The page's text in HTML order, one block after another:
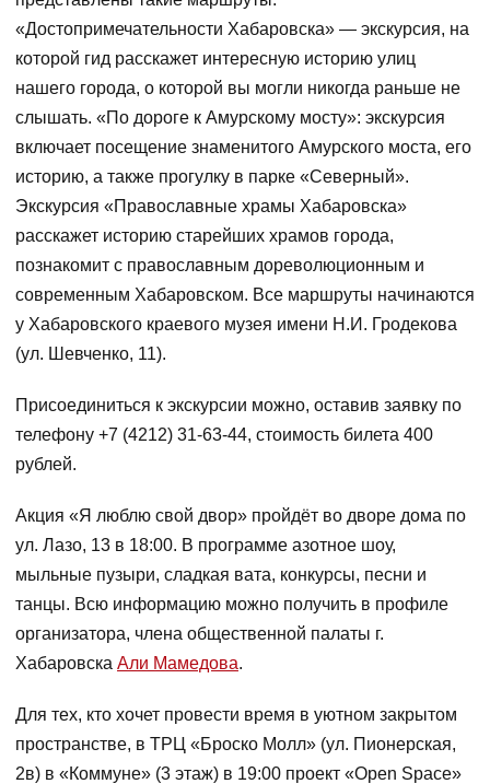
«Достопримечательности Хабаровска» — экскурсия, на
которой гид расскажет интересную историю улиц
нашего города, о которой вы могли никогда раньше не
слышать. «По дороге к Амурскому мосту»: экскурсия
включает посещение знаменитого Амурского моста, его
историю, а также прогулку в парке «Северный».
Экскурсия «Православные храмы Хабаровска»
расскажет историю старейших храмов города,
познакомит с православным дореволюционным и
современным Хабаровском. Все маршруты начинаются
у Хабаровского краевого музея имени Н.И. Гродекова
(ул. Шевченко, 11).
Присоединиться к экскурсии можно, оставив заявку по
телефону +7 (4212) 31-63-44, стоимость билета 400
рублей.
Акция «Я люблю свой двор» пройдёт во дворе дома по
ул. Лазо, 13 в 18:00. В программе азотное шоу,
мыльные пузыри, сладкая вата, конкурсы, песни и
танцы. Всю информацию можно получить в профиле
организатора, члена общественной палаты г.
Хабаровска Али Мамедова.
Для тех, кто хочет провести время в уютном закрытом
пространстве, в ТРЦ «Броско Молл» (ул. Пионерская,
2в) в «Коммуне» (3 этаж) в 19:00 проект «Open Space»